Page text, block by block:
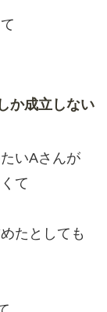
か成立しない
いAさんが
て
たとしても